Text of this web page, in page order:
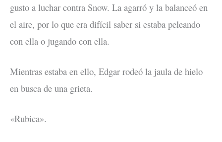
gusto a luchar contra Snow. La agarró y la balanceó en
el aire, por lo que era difícil saber si estaba peleando
con ella o jugando con ella.
Mientras estaba en ello, Edgar rodeó la jaula de hielo
en busca de una grieta.
«Rubica».